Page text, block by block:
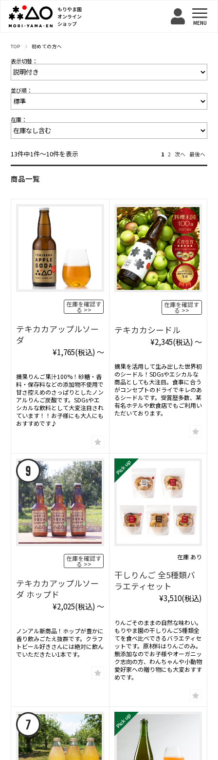
もりやま園
オンライン
ショップ
TOP 初めての方へ
表示切替：
並び順：
在庫：
13件中1件〜10件を表示 1 2 次へ 最後へ
商品一覧
在庫を確認す
る
テキカカアップルソー
ダ
¥1,765(税込) ～
摘果りんご果汁100%！砂糖・香
料・保存料などの添加物不使用で
甘さ控えめのさっぱりとしたノン
アルりんご炭酸です。SDGsやエ
シカルな飲料として大変注目され
ています！！お子様にも大人にも
おすすめです♪
在庫を確認す
る
テキカカシードル
¥2,345(税込) ～
摘果を活用して生み出した世界初
のシードル！SDGsやエシカルな
商品としても大注目。食事に合う
がコンセプトのドライでキレのあ
るシードルです。受賞歴多数、某
有名ホテルや飲食店でもご利用い
ただいております。
在庫を確認す
る
テキカカアップルソー
ダ ホップド
¥2,025(税込) ～
ノンアル新商品！ホップが豊かに
香り飲みごたえ抜群です。クラフ
トビール好きさんには絶対に飲ん
でいただきたい1本です。
在庫 あり
干しりんご 全5種類バ
ラエティセット
¥3,510(税込)
りんごそのままの自然な味わい。
もりやま園の干しりんご5種類全
てを食べ比べできるバラエティセ
ットです。原材料はりんごのみ。
無添加なのでお子様やオーガニッ
ク志向の方、わんちゃんや小動物
愛好家への贈り物にも大変おすす
めです。